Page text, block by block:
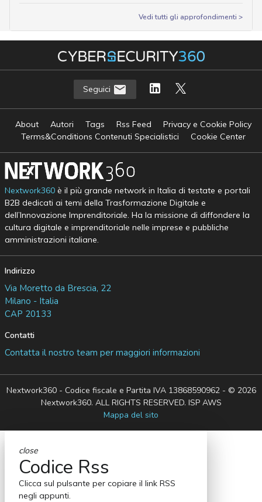
Vedi tutti gli approfondimenti >
Seguici
About Autori Tags Rss Feed
Privacy e Cookie Policy
Terms&Conditions Contenuti Specialistici
Cookie Center
Nextwork360è il più grande network in Italia di testate e portali
B2B dedicati ai temi della Trasformazione Digitale e
dell’Innovazione Imprenditoriale. Ha la missione di diffondere la
cultura digitale e imprenditoriale nelle imprese e pubbliche
amministrazioni italiane.
Indirizzo
Via Moretto da Brescia, 22
Milano - Italia
CAP 20133
Contatti
Contatta il nostro team per maggiori informazioni
Nextwork360 - Codice fiscale e Partita IVA 13868590962 - © 2026
Nextwork360. ALL RIGHTS RESERVED. ISP AWS
Mappa del sito
close
Codice Rss
Clicca sul pulsante per copiare il link RSS
negli appunti.